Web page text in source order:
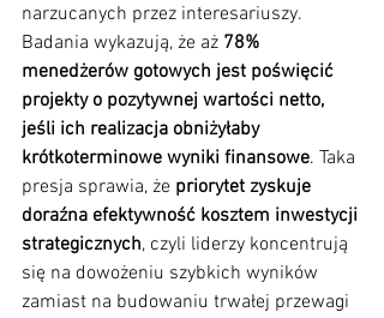
narzucanych przez interesariuszy.
Badania wykazują, że aż 78%
menedżerów gotowych jest poświęcić
projekty o pozytywnej wartości netto,
jeśli ich realizacja obniżyłaby
krótkoterminowe wyniki finansowe. Taka
presja sprawia, że priorytet zyskuje
doraźna efektywność kosztem inwestycji
strategicznych, czyli liderzy koncentrują
się na dowożeniu szybkich wyników
zamiast na budowaniu trwałej przewagi